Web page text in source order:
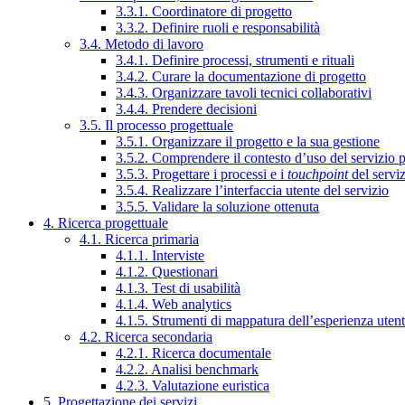
3.3.1. Coordinatore di progetto
3.3.2. Definire ruoli e responsabilità
3.4. Metodo di lavoro
3.4.1. Definire processi, strumenti e rituali
3.4.2. Curare la documentazione di progetto
3.4.3. Organizzare tavoli tecnici collaborativi
3.4.4. Prendere decisioni
3.5. Il processo progettuale
3.5.1. Organizzare il progetto e la sua gestione
3.5.2. Comprendere il contesto d’uso del servizio
3.5.3. Progettare i processi e i touchpointdel
3.5.4. Realizzare l’interfaccia utente del servizio
3.5.5. Validare la soluzione ottenuta
4. Ricerca progettuale
4.1. Ricerca primaria
4.1.1. Interviste
4.1.2. Questionari
4.1.3. Test di usabilità
4.1.4. Web analytics
4.1.5. Strumenti di mappatura dell’esperienza
4.2. Ricerca secondaria
4.2.1. Ricerca documentale
4.2.2. Analisi benchmark
4.2.3. Valutazione euristica
5. Progettazione dei servizi